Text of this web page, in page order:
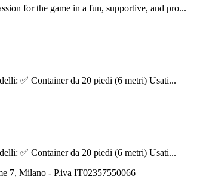
for the game in a fun, supportive, and pro...
✅ Container da 20 piedi (6 metri) Usati...
✅ Container da 20 piedi (6 metri) Usati...
7, Milano - P.iva IT02357550066